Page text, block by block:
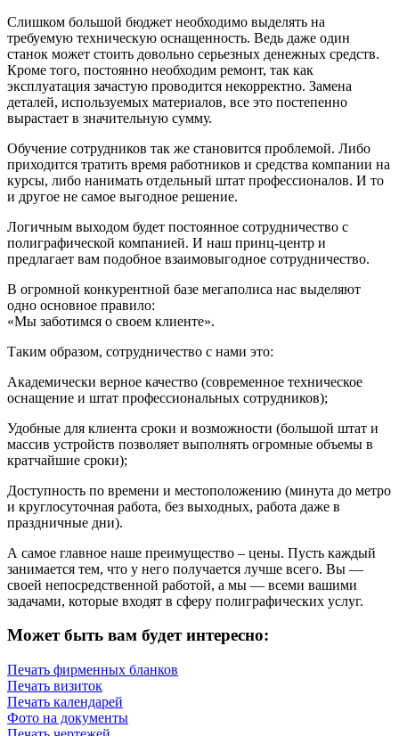
Слишком большой бюджет необходимо выделять на
требуемую техническую оснащенность. Ведь даже один
станок может стоить довольно серьезных денежных средств.
Кроме того, постоянно необходим ремонт, так как
эксплуатация зачастую проводится некорректно. Замена
деталей, используемых материалов, все это постепенно
вырастает в значительную сумму.
Обучение сотрудников так же становится проблемой. Либо
приходится тратить время работников и средства компании на
курсы, либо нанимать отдельный штат профессионалов. И то
и другое не самое выгодное решение.
Логичным выходом будет постоянное сотрудничество с
полиграфической компанией. И наш принц-центр и
предлагает вам подобное взаимовыгодное сотрудничество.
В огромной конкурентной базе мегаполиса нас выделяют
одно основное правило:
«Мы заботимся о своем клиенте».
Таким образом, сотрудничество с нами это:
Академически верное качество (современное техническое
оснащение и штат профессиональных сотрудников);
Удобные для клиента сроки и возможности (большой штат и
массив устройств позволяет выполнять огромные объемы в
кратчайшие сроки);
Доступность по времени и местоположению (минута до метро
и круглосуточная работа, без выходных, работа даже в
праздничные дни).
А самое главное наше преимущество – цены. Пусть каждый
занимается тем, что у него получается лучше всего. Вы —
своей непосредственной работой, а мы — всеми вашими
задачами, которые входят в сферу полиграфических услуг.
Может быть вам будет интересно:
Печать фирменных бланков
Печать визиток
Печать календарей
Фото на документы